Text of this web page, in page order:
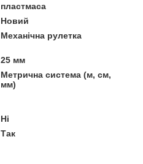
пластмаса
Новий
Механічна рулетка
25 мм
Метрична система (м, см,
мм)
Ні
Так